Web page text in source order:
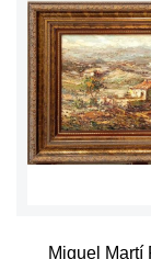
Miguel Martí